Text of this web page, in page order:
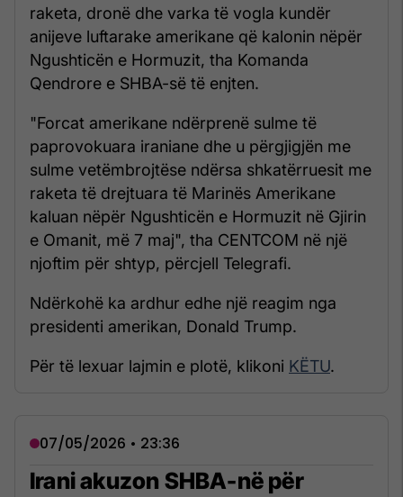
raketa, dronë dhe varka të vogla kundër
anijeve luftarake amerikane që kalonin nëpër
Ngushticën e Hormuzit, tha Komanda
Qendrore e SHBA-së të enjten.
"Forcat amerikane ndërprenë sulme të
paprovokuara iraniane dhe u përgjigjën me
sulme vetëmbrojtëse ndërsa shkatërruesit me
raketa të drejtuara të Marinës Amerikane
kaluan nëpër Ngushticën e Hormuzit në Gjirin
e Omanit, më 7 maj", tha CENTCOM në një
njoftim për shtyp, përcjell Telegrafi.
Ndërkohë ka ardhur edhe një reagim nga
presidenti amerikan, Donald Trump.
Për të lexuar lajmin e plotë, klikoni KËTU.
07/05/2026 • 23:36
Irani akuzon SHBA-në për